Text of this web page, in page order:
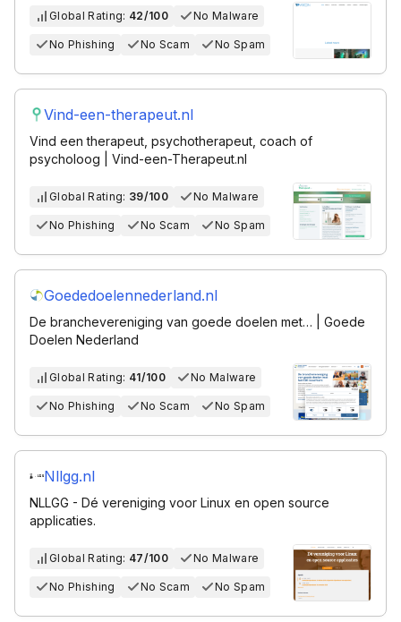
Global Rating: 42/100 No Malware
No Phishing No Scam No Spam
Vind-een-therapeut.nl
Vind een therapeut, psychotherapeut, coach of
psycholoog | Vind-een-Therapeut.nl
Global Rating: 39/100 No Malware
No Phishing No Scam No Spam
Goededoelennederland.nl
De branchevereniging van goede doelen met… | Goede
Doelen Nederland
Global Rating: 41/100 No Malware
No Phishing No Scam No Spam
Nllgg.nl
NLLGG - Dé vereniging voor Linux en open source
applicaties.
Global Rating: 47/100 No Malware
No Phishing No Scam No Spam